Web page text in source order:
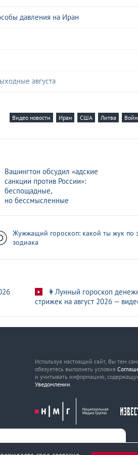
давления на Иран
августа
в Иране
Видео новости Иран США Литва
Вашингтон обсудил «адские
санкции против России»:
беспощадные,
но бессмысленные
Жужжащий гороскоп: какой ты жук по
зодиака
👩Лунный гороскоп
стрижек на август 2026 —
Используя настоящий сайт, Вы тем
обязуетесь выполнять условия
и учитывать информацию,
Уведомлении.